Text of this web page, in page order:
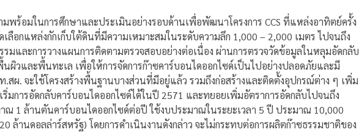
พร้อมในการศึกษาและประเมินอย่างรอบด้านเพื่อพัฒนาโครงการ CCS ที่แหล่งอาทิตย์ครั้ง
ลือกแหล่งกักเก็บใต้ดินที่มีความเหมาะสมในระดับความลึก 1,000 – 2,000 เมตร ไปจนถึง
รมและการวางแผนการติดตามตรวจสอบอย่างต่อเนื่อง ผ่านการตรวจวัดข้อมูลในหลุมอัดกลับ
ผิวและพื้นทะเล เพื่อให้การจัดการก๊าซคาร์บอนไดออกไซด์เป็นไปอย่างปลอดภัยและมี
ผ. จะใช้โครงสร้างพื้นฐานบางส่วนที่มีอยู่แล้ว รวมถึงก่อสร้างและติดตั้งอุปกรณ์ต่าง ๆ เพิ่ม
ริ่มการอัดกลับคาร์บอนไดออกไซด์ได้ในปี 2571 และทยอยเพิ่มอัตราการอัดกลับไปจนถึง
ณ 1 ล้านตันคาร์บอนไดออกไซด์ต่อปี ใช้งบประมาณในระยะเวลา 5 ปี ประมาณ 10,000
ล้านดอลล่าร์สหรัฐ) โดยการดำเนินงานดังกล่าว จะไม่กระทบต่อการผลิตก๊าซธรรมชาติของ